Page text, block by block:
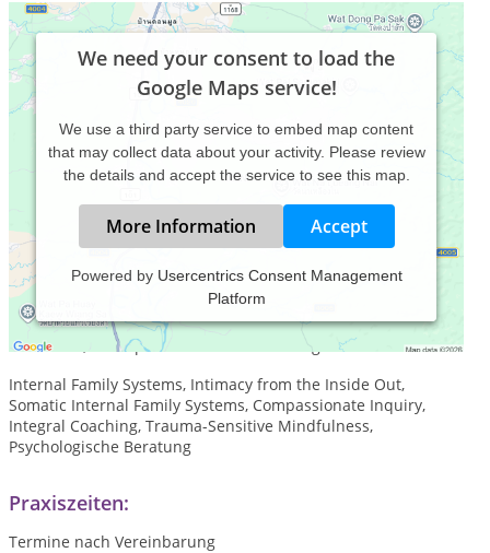
We need your consent to load the
Google Maps service!
We use a third party service to embed map content
that may collect data about your activity. Please review
the details and accept the service to see this map.
More Information Accept
Powered by Usercentrics Consent Management
Platform
Online Sitzungen weltweit auf Deutsch, Englisch und
Französisch via Zoom-Meeting, Ganzheitlich, Trauma-
Informiert, Einzelpersonen und Beziehungen
Internal Family Systems, Intimacy from the Inside Out,
Somatic Internal Family Systems, Compassionate Inquiry,
Integral Coaching, Trauma-Sensitive Mindfulness,
Psychologische Beratung
Praxiszeiten:
Termine nach Vereinbarung